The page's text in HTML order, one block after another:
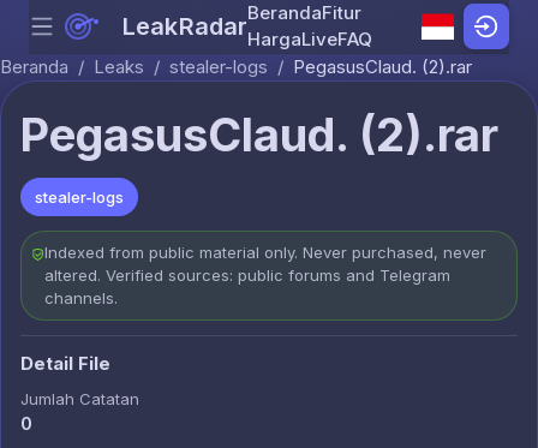
Skip to content
Menu LeakRadarBerandaFitur
HargaLiveFAQ
Beranda / Leaks / stealer-logs / PegasusClaud. (2).rar
PegasusClaud. (2).rar
stealer-logs
Indexed from public material only. Never purchased, never
altered. Verified sources: public forums and Telegram
channels.
Detail File
Jumlah Catatan
0